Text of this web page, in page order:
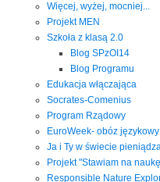
Więcej, wyżej, mocniej...
Projekt MEN
Szkoła z klasą 2.0
Blog SPzOI14
Blog Programu
Edukacja włączająca
Socrates-Comenius
Program Rządowy
EuroWeek- obóz językowy
Ja i Ty w świecie
Projekt "Stawiam na
Responsible Nature